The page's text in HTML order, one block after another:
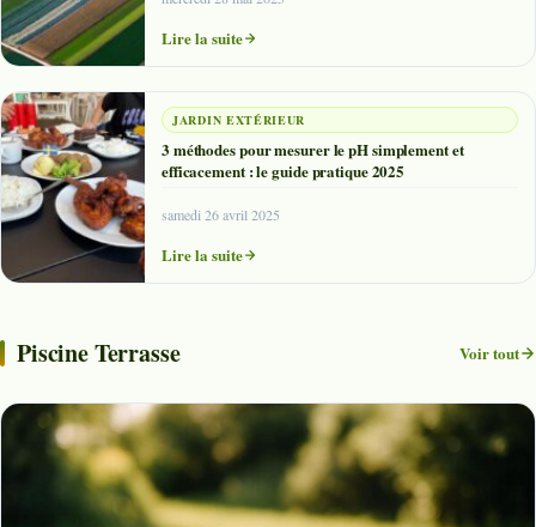
Lire la suite
JARDIN EXTÉRIEUR
3 méthodes pour mesurer le pH simplement et
efficacement : le guide pratique 2025
samedi 26 avril 2025
Lire la suite
Piscine Terrasse Voir tout